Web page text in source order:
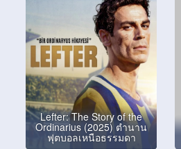
Lefter: The Story of the
Ordinarius (2025) ตำนาน
ฟุตบอลเหนือธรรมดา